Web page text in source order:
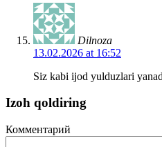
Dilnoza
13.02.2026 at 16:52
Siz kabi ijod yulduzlari
Izoh qoldiring
Комментарий